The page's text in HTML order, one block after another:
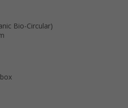
Bio-Circular)